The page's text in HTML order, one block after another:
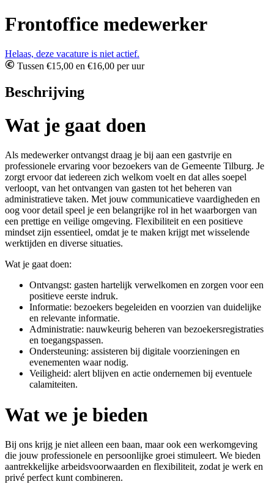
Frontoffice medewerker
Helaas, deze vacature is niet actief.
Tussen €15,00 en €16,00 per uur
Beschrijving
Wat je gaat doen
Als medewerker ontvangst draag je bij aan een gastvrije en
professionele ervaring voor bezoekers van de Gemeente Tilburg. Je
zorgt ervoor dat iedereen zich welkom voelt en dat alles soepel
verloopt, van het ontvangen van gasten tot het beheren van
administratieve taken. Met jouw communicatieve vaardigheden en
oog voor detail speel je een belangrijke rol in het waarborgen van
een prettige en veilige omgeving. Flexibiliteit en een positieve
mindset zijn essentieel, omdat je te maken krijgt met wisselende
werktijden en diverse situaties.
Wat je gaat doen:
Ontvangst: gasten hartelijk verwelkomen en zorgen voor een
positieve eerste indruk.
Informatie: bezoekers begeleiden en voorzien van duidelijke
en relevante informatie.
Administratie: nauwkeurig beheren van bezoekersregistraties
en toegangspassen.
Ondersteuning: assisteren bij digitale voorzieningen en
evenementen waar nodig.
Veiligheid: alert blijven en actie ondernemen bij eventuele
calamiteiten.
Wat we je bieden
Bij ons krijg je niet alleen een baan, maar ook een werkomgeving
die jouw professionele en persoonlijke groei stimuleert. We bieden
aantrekkelijke arbeidsvoorwaarden en flexibiliteit, zodat je werk en
privé perfect kunt combineren.